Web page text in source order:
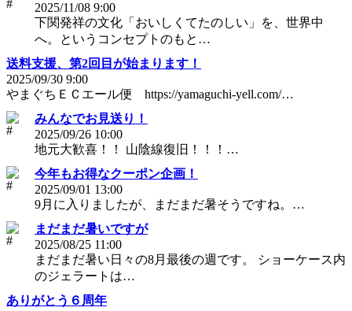
2025/11/08 9:00
下関発祥の文化「おいしくてたのしい」を、世界中
へ。というコンセプトのもと…
送料支援、第2回目が始まります！
2025/09/30 9:00
やまぐちＥＣエール便 https://yamaguchi-yell.com/…
みんなでお見送り！
2025/09/26 10:00
地元大歓喜！！ 山陰線復旧！！！…
今年もお得なクーポン企画！
2025/09/01 13:00
9月に入りましたが、まだまだ暑そうですね。…
まだまだ暑いですが
2025/08/25 11:00
まだまだ暑い日々の8月最後の週です。 ショーケース内
のジェラートは…
ありがとう６周年